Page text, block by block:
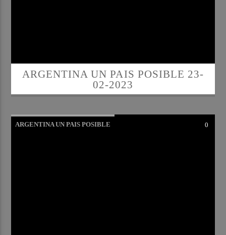
ARGENTINA UN PAIS POSIBLE 23-
02-2023
ARGENTINA UN PAIS POSIBLE 0